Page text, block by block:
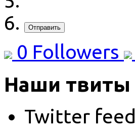
Отправить
0 Followers
Наши твиты
Twitter